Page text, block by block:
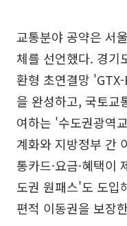
교통분야 공약은 서
체를 선언했다. 경기
환형 초연결망
을 완성하고, 국토교
여하는 '수도권광역
계화와 지방정부 간
통카드·요금·혜택이
도권 원패스'도 도입
편적 이동권을 보장